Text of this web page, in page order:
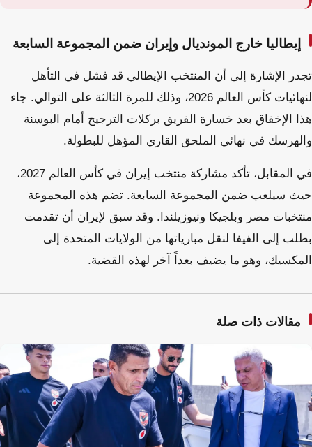
إيطاليا خارج المونديال وإيران ضمن المجموعة السابعة
تجدر الإشارة إلى أن المنتخب الإيطالي قد فشل في التأهل
لنهائيات كأس العالم 2026، وذلك للمرة الثالثة على التوالي. جاء
هذا الإخفاق بعد خسارة الفريق بركلات الترجيح أمام البوسنة
والهرسك في نهائي الملحق القاري المؤهل للبطولة.
في المقابل، تأكد مشاركة منتخب إيران في كأس العالم 2027،
حيث سيلعب ضمن المجموعة السابعة. تضم هذه المجموعة
منتخبات مصر وبلجيكا ونيوزيلندا. وقد سبق لإيران أن تقدمت
بطلب إلى الفيفا لنقل مبارياتها من الولايات المتحدة إلى
المكسيك، وهو ما يضيف بعداً آخر لهذه القضية.
مقالات ذات صلة